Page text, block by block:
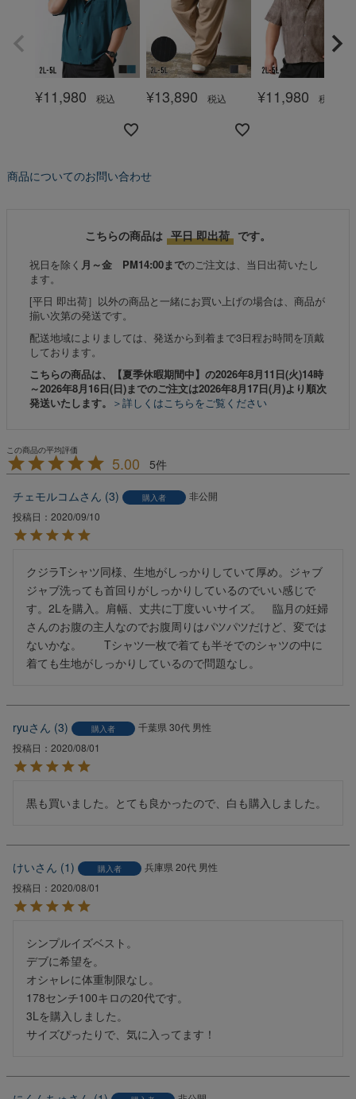
¥11,980 税込 ¥13,890 税込 ¥11,980 税込
商品についてのお問い合わせ
こちらの商品は 平日 即出荷 です。
祝日を除く 月～金 PM14:00までのご注文は、当日出荷いたし
ます。
[平日 即出荷］以外の商品と一緒にお買い上げの場合は、商品が
揃い次第の発送です。
配送地域によりましては、発送から到着まで3日程お時間を頂戴
しております。
こちらの商品は、【夏季休暇期間中】の2026年8月11日(火)14時
～2026年8月16日(日)までのご注文は2026年8月17日(月)より順次
発送いたします。
＞詳しくはこちらをご覧ください
5.00
5
チェモルコム
3 購入者
非公開
投稿日
2020/09/10
クジラTシャツ同様、生地がしっかりしていて厚め。ジャブ
ジャブ洗っても首回りがしっかりしているのでいい感じで
す。2Lを購入。肩幅、丈共に丁度いいサイズ。　臨月の妊婦
さんのお腹の主人なのでお腹周りはパツパツだけど、変では
ないかな。　　Tシャツ一枚で着ても半そでのシャツの中に
着ても生地がしっかりしているので問題なし。
ryu 3 購入者 千葉県 30代 男性
投稿日
2020/08/01
黒も買いました。とても良かったので、白も購入しました。
けい 1 購入者 兵庫県 20代 男性
投稿日
2020/08/01
シンプルイズベスト。
デブに希望を。
オシャレに体重制限なし。
178センチ100キロの20代です。
3Lを購入しました。
サイズぴったりで、気に入ってます！